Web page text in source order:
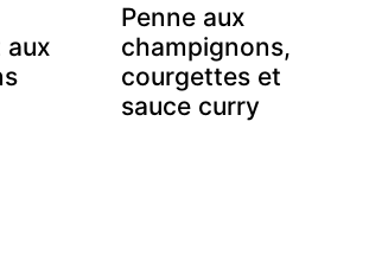
aux
Penne aux
champignons,
courgettes et
sauce curry